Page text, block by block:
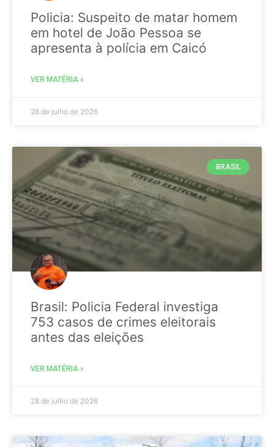
Policia: Suspeito de matar homem
em hotel de João Pessoa se
apresenta à polícia em Caicó
VER MATÉRIA »
28 de julho de 2026
BRASIL
Brasil: Policia Federal investiga
753 casos de crimes eleitorais
antes das eleições
VER MATÉRIA »
28 de julho de 2026